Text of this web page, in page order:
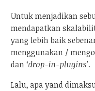
Untuk menjadikan
mendapatkan
yang lebih baik
menggunakan /
dan ‘drop-in-plugins’.
Lalu, apa yand